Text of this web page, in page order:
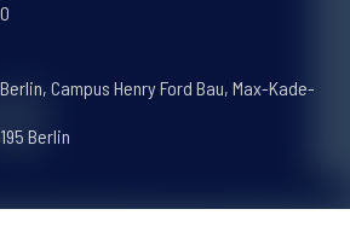
Campus Henry Ford Bau, Max-Kade-
Berlin